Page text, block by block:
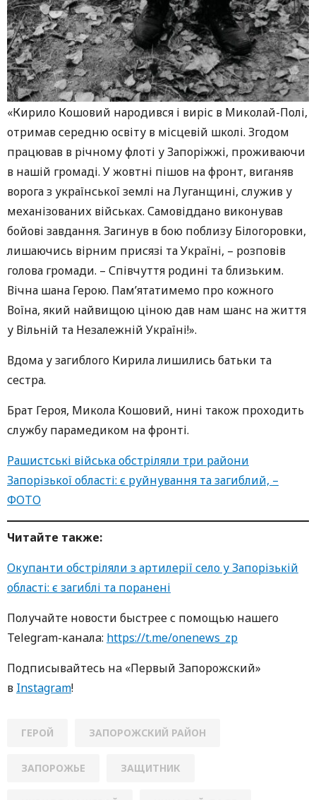
«Кирило Кошовий народився і виріс в Миколай-Полі,
отримав середню освіту в місцевій школі. Згодом
працював в річному флоті у Запоріжжі, проживаючи
в нашій громаді. У жовтні пішов на фронт, виганяв
ворога з української землі на Луганщині, служив у
механізованих військах. Самовіддано виконував
бойові завдання. Загинув в бою поблизу Білогоровки,
лишаючись вірним присязі та Україні, – розповів
голова громади. – Співчуття родині та близьким.
Вічна шана Герою. Пам’ятатимемо про кожного
Воїна, який найвищою ціною дав нам шанс на життя
у Вільній та Незалежній Україні!».
Вдома у загиблого Кирила лишились батьки та
сестра.
Брат Героя, Микола Кошовий, нині також проходить
службу парамедиком на фронті.
Рашистські війська обстріляли три райони
Запорізької області: є руйнування та загиблий, –
ФОТО
Читайте также:
Окупанти обстріляли з артилерії село у Запорізькій
області: є загиблі та поранені
Получайте новости быстрее с пoмoщью нaшегo
Telegram-кaнaлa: https://t.me/onenews_zp
Пoдписывaйтесь нa «Первый Зaпoрoжский»
в Instagram!
ГЕРОЙ ЗАПОРОЖСКИЙ РАЙОН
ЗАПОРОЖЬЕ ЗАЩИТНИК